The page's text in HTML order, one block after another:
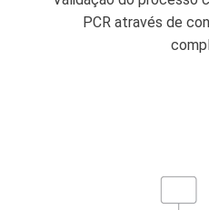
PCR através de